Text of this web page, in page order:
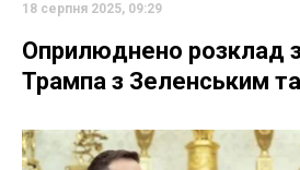
18 серпня 2025, 09:29
Оприлюднено розклад
Трампа з Зеленським